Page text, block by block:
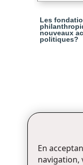
Les
nouveaux
politiques?
En
navigation,